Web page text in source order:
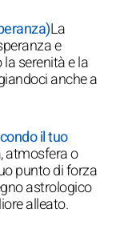
La
e
serenità e la
anche a
il tuo
atmosfera o
punto di forza
astrologico
alleato.